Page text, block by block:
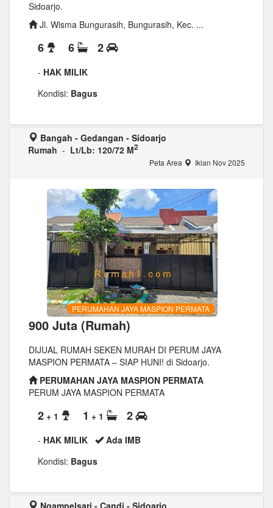
Sidoarjo.
Jl. Wisma Bungurasih, Bungurasih, Kec. ...
6 6 2
- HAK MILIK
Kondisi: Bagus
Bangah - Gedangan - Sidoarjo
Rumah - Lt/Lb: 120/72 M2
Peta Area Iklan Nov 2025
PERUMAHAN JAYA MASPION PERMATA
900 Juta (Rumah)
DIJUAL RUMAH SEKEN MURAH DI PERUM JAYA
MASPION PERMATA – SIAP HUNI! di Sidoarjo.
PERUMAHAN JAYA MASPION PERMATA
PERUM JAYA MASPION PERMATA
2 + 1 1 + 1 2
- HAK MILIK
Ada IMB
Kondisi: Bagus